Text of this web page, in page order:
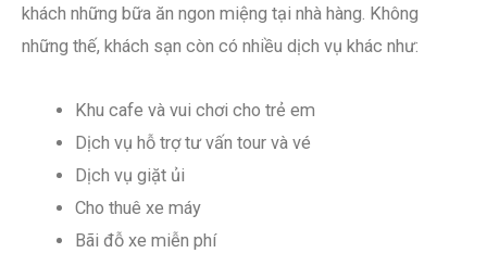
khách những bữa ăn ngon miệng tại nhà hàng. Không
những thế, khách sạn còn có nhiều dịch vụ khác như:
Khu cafe và vui chơi cho trẻ em
Dịch vụ hỗ trợ tư vấn tour và vé
Dịch vụ giặt ủi
Cho thuê xe máy
Bãi đỗ xe miễn phí